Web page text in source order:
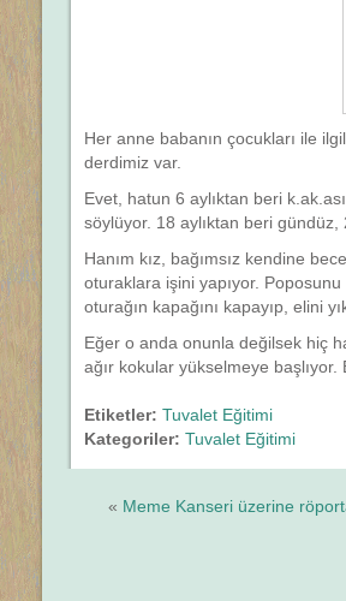
Her anne babanın çocukları ile
derdimiz var.
Evet, hatun 6 aylıktan beri
söylüyor. 18 aylıktan beri gündüz,
Hanım kız, bağımsız kendine
oturaklara işini yapıyor.
oturağın kapağını kapayıp, elini
Eğer o anda onunla değilsek hiç
ağır kokular yükselmeye
Etiketler: Tuvalet Eğitimi
Kategoriler: Tuvalet Eğitimi
« Meme Kanseri üzerine